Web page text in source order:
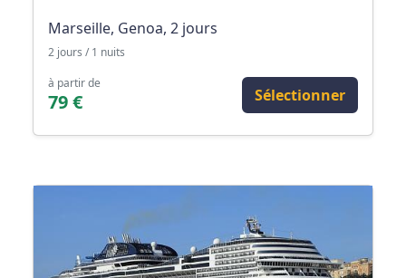
Marseille, Genoa, 2 jours
2 jours / 1 nuits
à partir de
79 € Sélectionner